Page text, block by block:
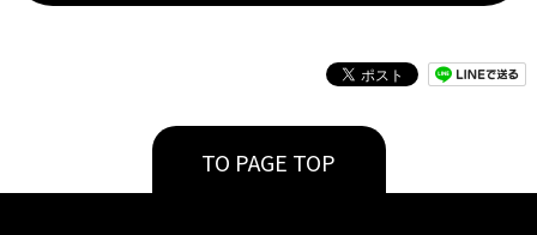
TO PAGE TOP